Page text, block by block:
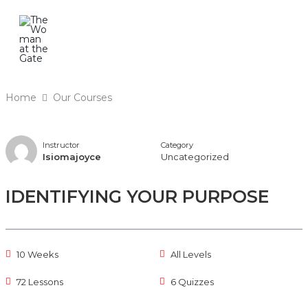
content
Home Our Courses
Instructor
Isiomajoyce
Category
Uncategorized
IDENTIFYING YOUR PURPOSE
10 Weeks All Levels
72 Lessons 6 Quizzes